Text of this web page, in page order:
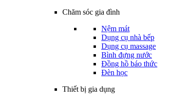
Chăm sóc gia đình
Nệm mát
Dụng cụ nhà bếp
Dụng cụ massage
Bình đựng nước
Đồng hồ báo thức
Đèn học
Thiết bị gia dụng